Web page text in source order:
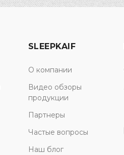
SLEEPKAIF
О компании
Видео обзоры
продукции
Партнеры
Частые вопросы
Наш блог